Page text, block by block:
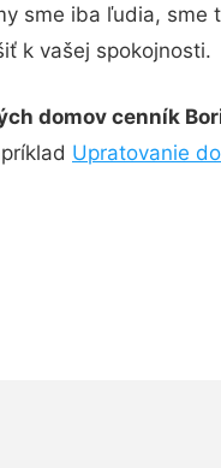
sme iba ľudia,
k vašej spokojnosti.
domov cenník
Upratovanie